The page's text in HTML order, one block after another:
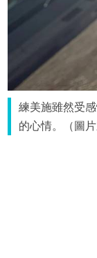
練美施雖然受
的心情。（圖